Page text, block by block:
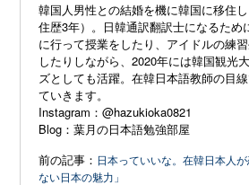
韓国人男性との結婚を機に韓国に移住
住歴3年）。日韓通訳翻訳士になるため
に行って授業をしたり、アイドルの練
したりしながら、2020年には韓国観光
ズとしても活躍。在韓日本語教師の目
ていきます。
Instagram：@hazukioka0821
Blog：葉月の日本語勉強部屋
前の記事： 日本っていいな。在韓日本人
ない日本の魅力」